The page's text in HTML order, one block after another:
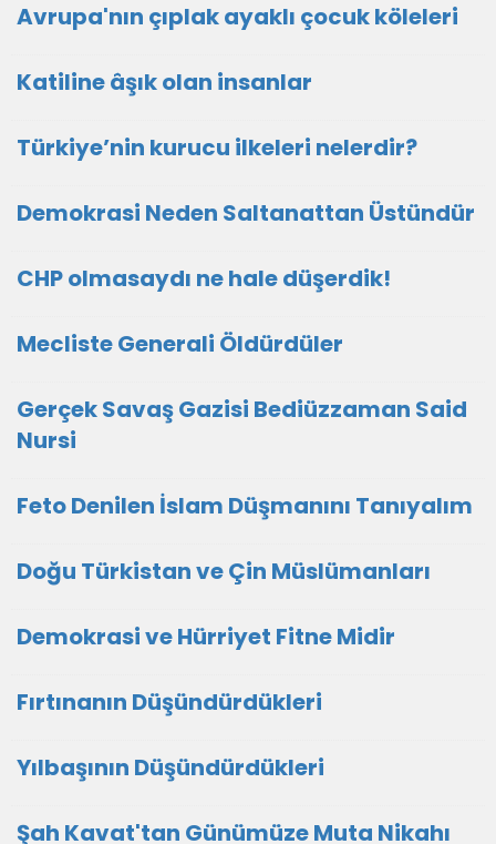
Avrupa'nın çıplak ayaklı çocuk köleleri
Katiline âşık olan insanlar
Türkiye’nin kurucu ilkeleri nelerdir?
Demokrasi Neden Saltanattan Üstündür
CHP olmasaydı ne hale düşerdik!
Mecliste Generali Öldürdüler
Gerçek Savaş Gazisi Bediüzzaman Said
Nursi
Feto Denilen İslam Düşmanını Tanıyalım
Doğu Türkistan ve Çin Müslümanları
Demokrasi ve Hürriyet Fitne Midir
Fırtınanın Düşündürdükleri
Yılbaşının Düşündürdükleri
Şah Kavat'tan Günümüze Muta Nikahı